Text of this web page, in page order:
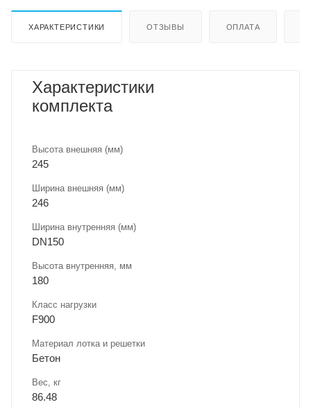
ХАРАКТЕРИСТИКИ ОТЗЫВЫ ОПЛАТА
Характеристики
комплекта
Высота внешняя (мм)
245
Ширина внешняя (мм)
246
Ширина внутренняя (мм)
DN150
Высота внутренняя, мм
180
Класс нагрузки
F900
Материал лотка и решетки
Бетон
Вес, кг
86.48